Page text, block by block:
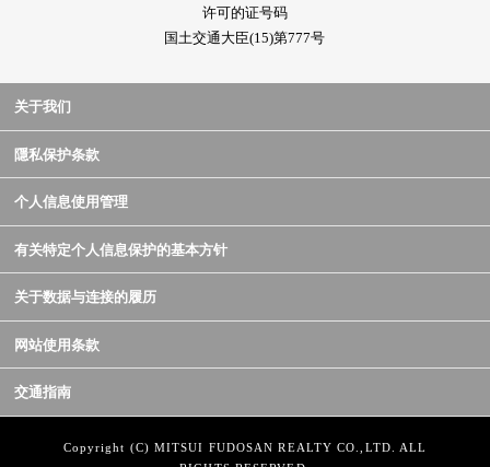
许可的证号码
国土交通大臣(15)第777号
关于我们
隱私保护条款
个人信息使用管理
有关特定个人信息保护的基本方针
关于数据与连接的履历
网站使用条款
交通指南
Copyright (C) MITSUI FUDOSAN REALTY CO.,LTD. ALL